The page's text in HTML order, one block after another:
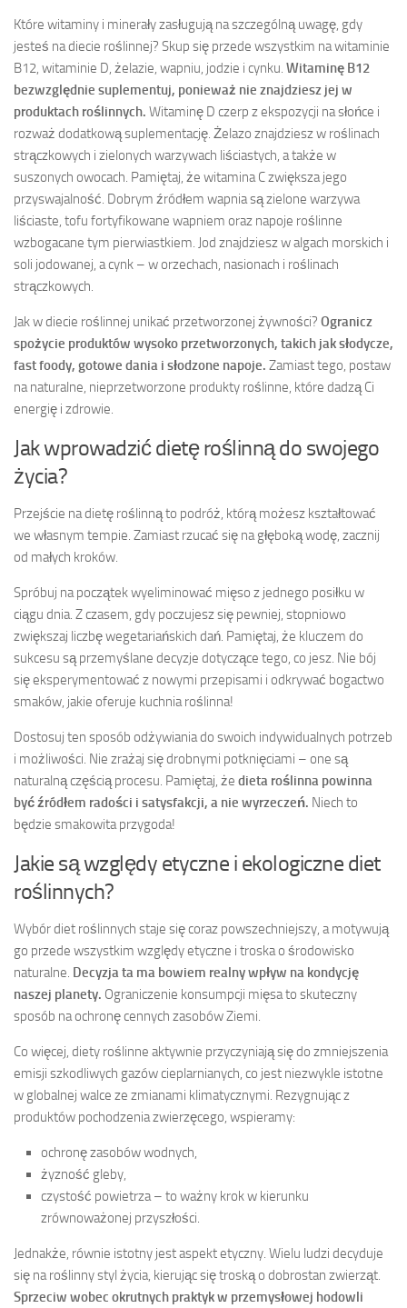
Które witaminy i minerały zasługują na szczególną uwagę, gdy
jesteś na diecie roślinnej? Skup się przede wszystkim na witaminie
B12, witaminie D, żelazie, wapniu, jodzie i cynku. Witaminę B12
bezwzględnie suplementuj, ponieważ nie znajdziesz jej w
produktach roślinnych. Witaminę D czerp z ekspozycji na słońce i
rozważ dodatkową suplementację. Żelazo znajdziesz w roślinach
strączkowych i zielonych warzywach liściastych, a także w
suszonych owocach. Pamiętaj, że witamina C zwiększa jego
przyswajalność. Dobrym źródłem wapnia są zielone warzywa
liściaste, tofu fortyfikowane wapniem oraz napoje roślinne
wzbogacane tym pierwiastkiem. Jod znajdziesz w algach morskich i
soli jodowanej, a cynk – w orzechach, nasionach i roślinach
strączkowych.
Jak w diecie roślinnej unikać przetworzonej żywności? Ogranicz
spożycie produktów wysoko przetworzonych, takich jak słodycze,
fast foody, gotowe dania i słodzone napoje. Zamiast tego, postaw
na naturalne, nieprzetworzone produkty roślinne, które dadzą Ci
energię i zdrowie.
Jak wprowadzić dietę roślinną do swojego
życia?
Przejście na dietę roślinną to podróż, którą możesz kształtować
we własnym tempie. Zamiast rzucać się na głęboką wodę, zacznij
od małych kroków.
Spróbuj na początek wyeliminować mięso z jednego posiłku w
ciągu dnia. Z czasem, gdy poczujesz się pewniej, stopniowo
zwiększaj liczbę wegetariańskich dań. Pamiętaj, że kluczem do
sukcesu są przemyślane decyzje dotyczące tego, co jesz. Nie bój
się eksperymentować z nowymi przepisami i odkrywać bogactwo
smaków, jakie oferuje kuchnia roślinna!
Dostosuj ten sposób odżywiania do swoich indywidualnych potrzeb
i możliwości. Nie zrażaj się drobnymi potknięciami – one są
naturalną częścią procesu. Pamiętaj, że dieta roślinna powinna
być źródłem radości i satysfakcji, a nie wyrzeczeń. Niech to
będzie smakowita przygoda!
Jakie są względy etyczne i ekologiczne diet
roślinnych?
Wybór diet roślinnych staje się coraz powszechniejszy, a motywują
go przede wszystkim względy etyczne i troska o środowisko
naturalne. Decyzja ta ma bowiem realny wpływ na kondycję
naszej planety. Ograniczenie konsumpcji mięsa to skuteczny
sposób na ochronę cennych zasobów Ziemi.
Co więcej, diety roślinne aktywnie przyczyniają się do zmniejszenia
emisji szkodliwych gazów cieplarnianych, co jest niezwykle istotne
w globalnej walce ze zmianami klimatycznymi. Rezygnując z
produktów pochodzenia zwierzęcego, wspieramy:
ochronę zasobów wodnych,
żyzność gleby,
czystość powietrza – to ważny krok w kierunku
zrównoważonej przyszłości.
Jednakże, równie istotny jest aspekt etyczny. Wielu ludzi decyduje
się na roślinny styl życia, kierując się troską o dobrostan zwierząt.
Sprzeciw wobec okrutnych praktyk w przemysłowej hodowli